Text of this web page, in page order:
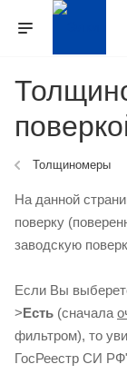
Толщиномеры
На данной
поверку
заводскую
Если Вы
>Есть (сначала
фильтром), то
ГосРеестр СИ